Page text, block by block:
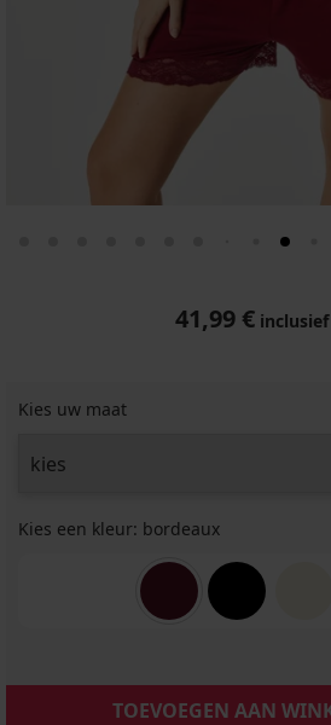
41,99 €
Kies uw maat
Kies een kleur: bordeaux
TOEVOEGEN AAN